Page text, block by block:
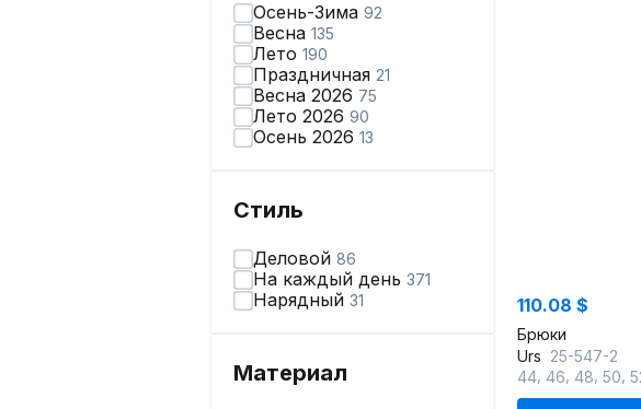
Осень-Зима 92
Весна 135
Лето 190
Праздничная 21
Весна 2026 75
Лето 2026 90
Осень 2026 13
Стиль
Деловой 86
На каждый день 371
Нарядный 31
Материал
110.08 $
Брюки
Urs 25-547-2
44 46 48 50